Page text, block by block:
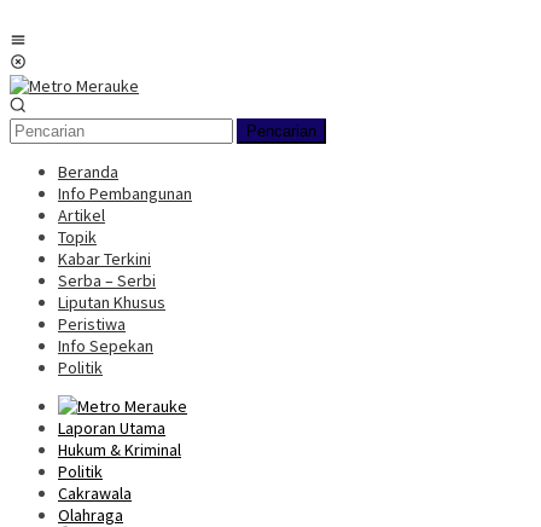
ke
konten
Pencarian
Beranda
Info Pembangunan
Artikel
Topik
Kabar Terkini
Serba – Serbi
Liputan Khusus
Peristiwa
Info Sepekan
Politik
Laporan Utama
Hukum & Kriminal
Politik
Cakrawala
Olahraga